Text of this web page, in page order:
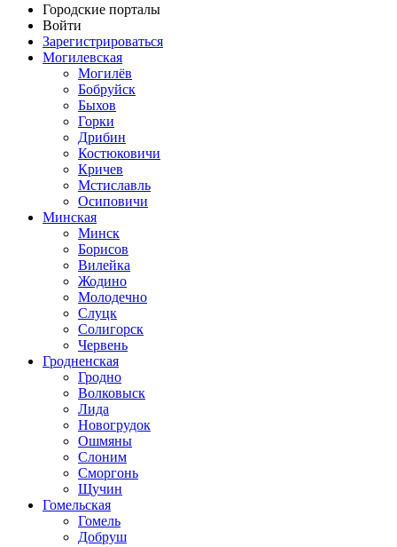
Городские порталы
Войти
Зарегистрироваться
Могилевская
Могилёв
Бобруйск
Быхов
Горки
Дрибин
Костюковичи
Кричев
Мстиславль
Осиповичи
Минская
Минск
Борисов
Вилейка
Жодино
Молодечно
Слуцк
Солигорск
Червень
Гродненская
Гродно
Волковыск
Лида
Новогрудок
Ошмяны
Слоним
Сморгонь
Щучин
Гомельская
Гомель
Добруш